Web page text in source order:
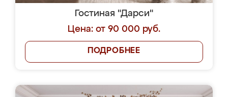
Гостиная "Дарси"
Цена: от 90 000 руб.
ПОДРОБНЕЕ